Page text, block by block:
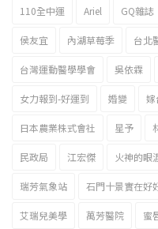
2023新北市北海岸國
110全中運 Ariel GQ雜誌
侯友宜 內湖草莓季 台北
台灣運動醫學學會 吳依霖
女力報到-好運到 婚變 嫁
日本農業株式會社 星予
民政局 江宏傑 火神的眼
瑞芳氣象站 石門十景實在好
艾瑞兒美學 萬芳醫院 蜜